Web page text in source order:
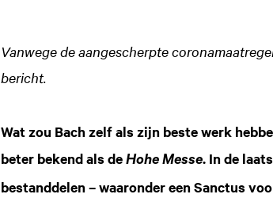
Vanwege de aangescherpte
bericht.
Wat zou Bach zelf als zijn beste werk
beter bekend als de Hohe Messe. In de
bestanddelen – waaronder een Sanctus